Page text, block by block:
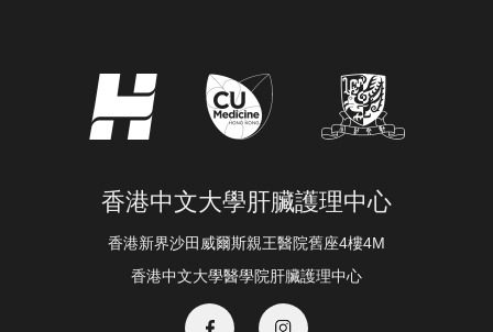
香港中文大學肝臟護理中心
香港新界沙田威爾斯親王醫院舊座4樓4M
香港中文大學醫學院肝臟護理中心